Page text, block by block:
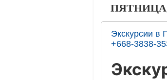
ПЯТНИЦА,
Экскурсии в
+668-3838-